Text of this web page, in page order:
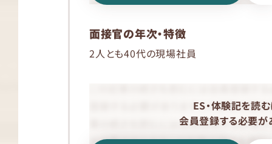
面接官の年次・特徴
2人とも40代の現場社員
ES・体験記を読む
会員登録する必要が